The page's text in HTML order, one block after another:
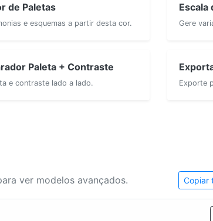
de Paletas
e esquemas a partir desta cor.
Escala
Gere
Paleta + Contraste
e contraste lado a lado. Exporte
ver modelos avançados. Copiar